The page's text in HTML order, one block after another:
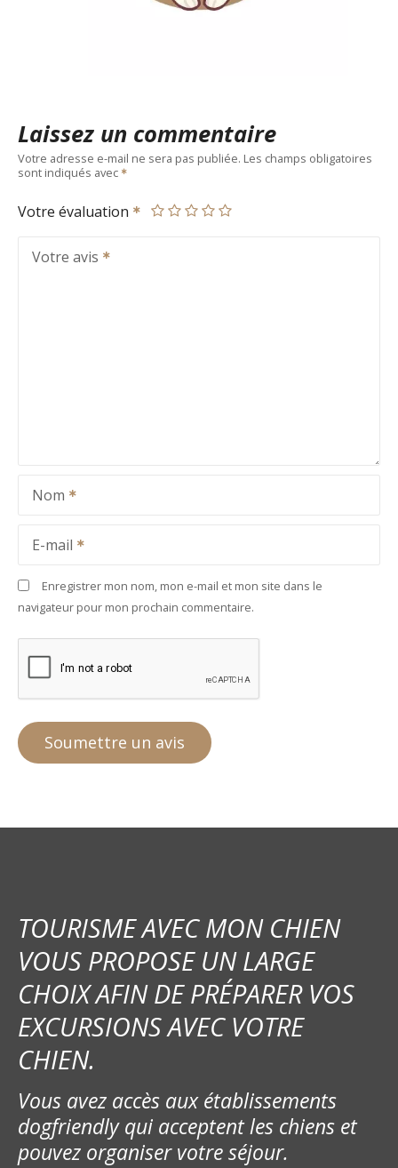
Laissez un commentaire
Votre adresse e-mail ne sera pas publiée. Les champs obligatoires
sont indiqués avec
Votre évaluation
Votre avis
Nom
E-mail
Enregistrer mon nom, mon e-mail et mon site dans le
navigateur pour mon prochain commentaire.
TOURISME AVEC MON CHIEN
VOUS PROPOSE UN LARGE
CHOIX AFIN DE PRÉPARER VOS
EXCURSIONS AVEC VOTRE
CHIEN.
Vous avez accès aux établissements
dogfriendly qui acceptent les chiens et
pouvez organiser votre séjour.